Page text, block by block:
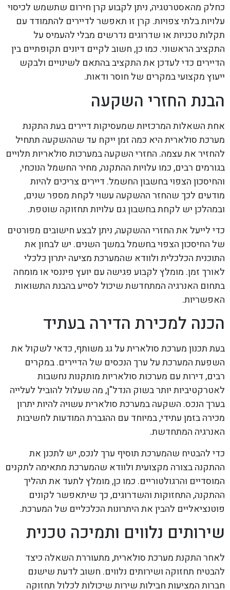
כחלק מהאסטרטגיה, ניתן לקבוע קרן חירום שתשמש לכיסוי
עלויות בלתי צפויות. קרן זו תאפשר לדיירים להתמודד עם
תקלות טכניות או שדרוגים נדרשים מבלי להעמיס על
התקציב הראשוני. כמו כן, חשוב לקיים דיונים תקופתיים בין
הדיירים כדי לעדכן את התקציב בהתאם לשינויים ולבקש
ייעוץ מקצועי במקרים של חוסר ודאות.
הבנת החזרי השקעה
אחת השאלות המרכזיות שמעסיקות דיירים בעת התקנת
מערכת סולארית היא כמה זמן ייקח עד שההשקעה תתחיל
להחזיר את עצמה. החזרי השקעה במערכות סולאריות תלויים
בגורמים רבים, כמו עלויות ההתקנה, מחיר החשמל הנוכחי,
והחיסכון הצפוי בחשבון החשמל. דיירים צריכים להיות
מודעים לכך שהחזר ההשקעה עשוי לקחת מספר שנים,
ובמהלכן יש לקחת בחשבון גם עלויות תחזוקה שוטפת.
כדי לייעל את החזרי ההשקעה, ניתן לבצע חישובים מפורטים
של החיסכון הצפוי בחשמל במשך השנים. יש לבחון את
התוכנית הכלכלית ולוודא שהמערכת מציעה יתרון כלכלי
לאורך זמן. מומלץ לקבוע פגישה עם יועץ פיננסי או מומחה
בתחום האנרגיה המתחדשת שיכול לסייע בהבנת התשואות
האפשריות.
הכנה למכירת הדירה בעתיד
בעת תכנון מערכת סולארית על גג משותף, כדאי לשקול את
השפעת המערכת על ערך הנכסים של הדיירים. במקרים
רבים, דירות עם מערכות סולאריות מותקנות נחשבות
לאטרקטיביות יותר בשוק הנדל"ן, מה שעלול להוביל לעלייה
בערך הנכס. השקעה במערכת סולארית עשויה להיות יתרון
מכירה בזמן עתידי, במיוחד עם ההגברת המודעות לחשיבות
האנרגיה המתחדשת.
כדי להבטיח שהמערכת תוסיף ערך לנכס, יש לתכנן את
ההתקנה בצורה מקצועית ולוודא שהמערכת מתאימה לתקנים
המוסדיים והרגולטוריים. כמו כן, מומלץ לתעד את תהליך
ההתקנה, התחזוקות והשדרוגים, כך שיתאפשר לקונים
פוטנציאליים להבין את היתרונות הכלכליים של המערכת.
שירותים נלווים ותמיכה טכנית
לאחר התקנת מערכת סולארית, מתעוררת השאלה כיצד
להבטיח תחזוקה ושירותים נלווים. חשוב לדעת שישנם
חברות המציעות חבילות שירות שיכולות לכלול תחזוקה